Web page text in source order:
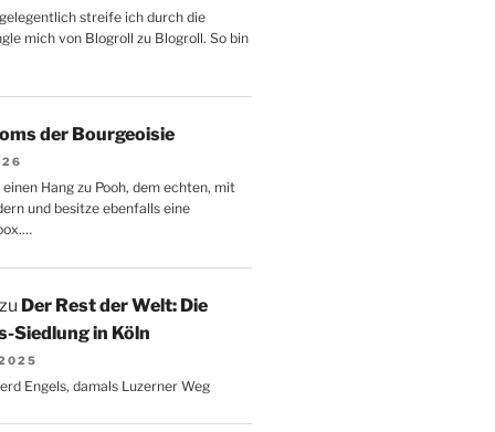
streife ich durch die
mich von Blogroll zu Blogroll. So bin
der Bourgeoisie
Hang zu Pooh, dem echten, mit
und besitze ebenfalls eine
Der Rest der Welt: Die
Siedlung in Köln
Engels, damals Luzerner Weg